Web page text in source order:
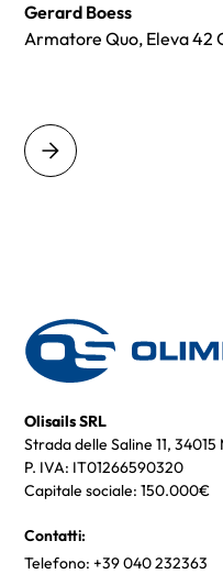
Gerard Boess
Armatore Quo, Eleva 42
Olisails SRL
Strada delle Saline 11,
P. IVA: IT01266590320
Capitale sociale: 150.000€
Contatti:
Telefono: +39 040 232363